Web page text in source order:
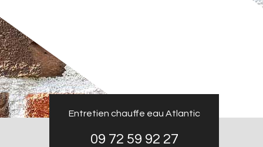
Entretien chauffe eau Atlantic
09 72 59 92 27